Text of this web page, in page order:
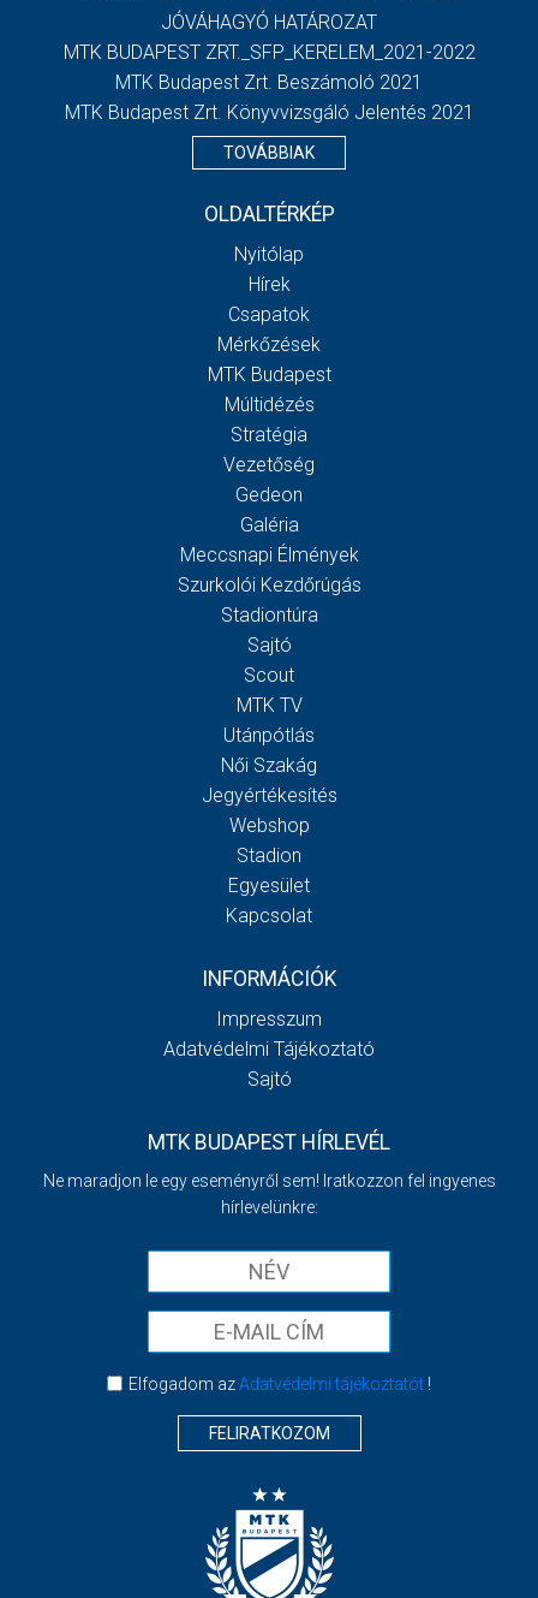
JÓVÁHAGYÓ HATÁROZAT
MTK BUDAPEST ZRT._SFP_KERELEM_2021-2022
MTK Budapest Zrt. Beszámoló 2021
MTK Budapest Zrt. Könyvvizsgáló Jelentés 2021
TOVÁBBIAK
OLDALTÉRKÉP
Nyitólap
Hírek
Csapatok
Mérkőzések
MTK Budapest
Múltidézés
Stratégia
Vezetőség
Gedeon
Galéria
Meccsnapi Élmények
Szurkolói Kezdőrúgás
Stadiontúra
Sajtó
Scout
MTK TV
Utánpótlás
Női Szakág
Jegyértékesítés
Webshop
Stadion
Egyesület
Kapcsolat
INFORMÁCIÓK
Impresszum
Adatvédelmi Tájékoztató
Sajtó
MTK BUDAPEST HÍRLEVÉL
Ne maradjon le egy eseményről sem! Iratkozzon fel ingyenes
hírlevelünkre:
Elfogadom azAdatvédelmi tájékoztatót!
FELIRATKOZOM